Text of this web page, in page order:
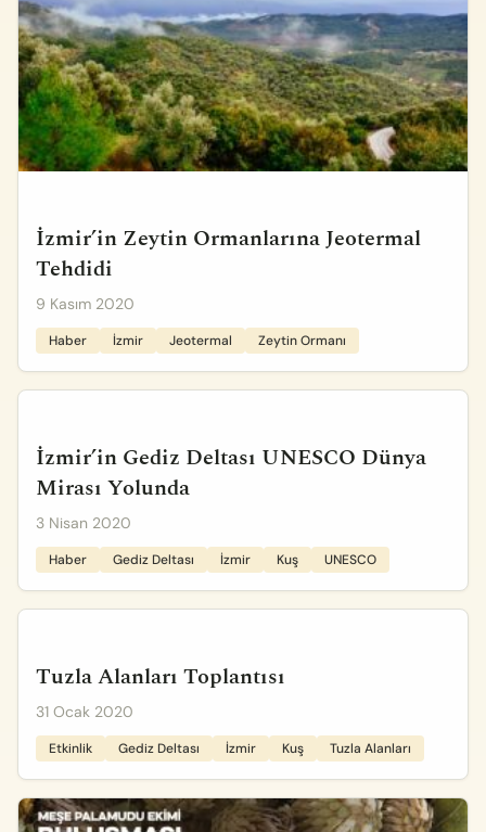
İzmir’in Zeytin Ormanlarına Jeotermal
Tehdidi
9 Kasım 2020
Haber İzmir Jeotermal Zeytin Ormanı
İzmir’in Gediz Deltası UNESCO Dünya
Mirası Yolunda
3 Nisan 2020
Haber Gediz Deltası İzmir Kuş UNESCO
Tuzla Alanları Toplantısı
31 Ocak 2020
Etkinlik Gediz Deltası İzmir Kuş Tuzla Alanları